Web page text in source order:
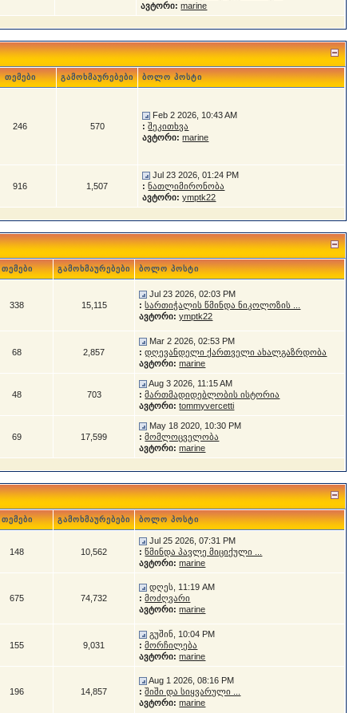
ავტორი: marine
თემები გამოხმაურებები ბოლო პოსტი
246 570
Feb 2 2026, 10:43 AM
: შეკითხვა
ავტორი: marine
916 1,507
Jul 23 2026, 01:24 PM
: ნათლიმირონობა
ავტორი: ymptk22
თემები გამოხმაურებები ბოლო პოსტი
338 15,115
Jul 23 2026, 02:03 PM
: სართიჭალის წმინდა ნიკოლოზის ...
ავტორი: ymptk22
68 2,857
Mar 2 2026, 02:53 PM
: დღევანდელი ქართველი ახალგაზრდობა
ავტორი: marine
48 703
Aug 3 2026, 11:15 AM
: მართმადიდებლობის ისტორია
ავტორი: tommyvercetti
69 17,599
May 18 2020, 10:30 PM
: მომლოცველობა
ავტორი: marine
თემები გამოხმაურებები ბოლო პოსტი
148 10,562
Jul 25 2026, 07:31 PM
: წმინდა პავლე მიციქული ...
ავტორი: marine
675 74,732
დღეს, 11:19 AM
: მოძღვარი
ავტორი: marine
155 9,031
გუშინ, 10:04 PM
: მორჩილება
ავტორი: marine
196 14,857
Aug 1 2026, 08:16 PM
: შიში და სიყვარული ...
ავტორი: marine